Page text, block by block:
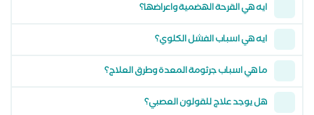
ايه هي القرحة الهضمية واعراضها؟
ايه هي اسباب الفشل الكلوي؟
ما هي اسباب جرثومة المعدة وطرق العلاج؟
هل يوجد علاج للقولون العصبي؟